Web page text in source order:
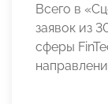
Всего в
заявок из
сферы